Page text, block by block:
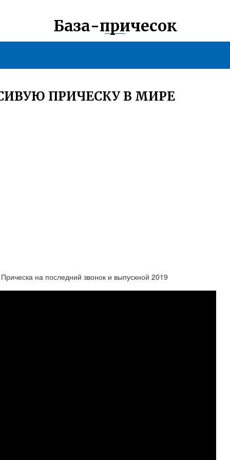
База-причесок
ПРИЧЕСКУ В МИРЕ
на последний звонок и выпускной 2019